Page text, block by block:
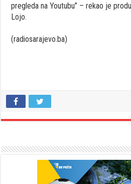
pregleda na Youtubu” – rekao je
Lojo.
(radiosarajevo.ba)